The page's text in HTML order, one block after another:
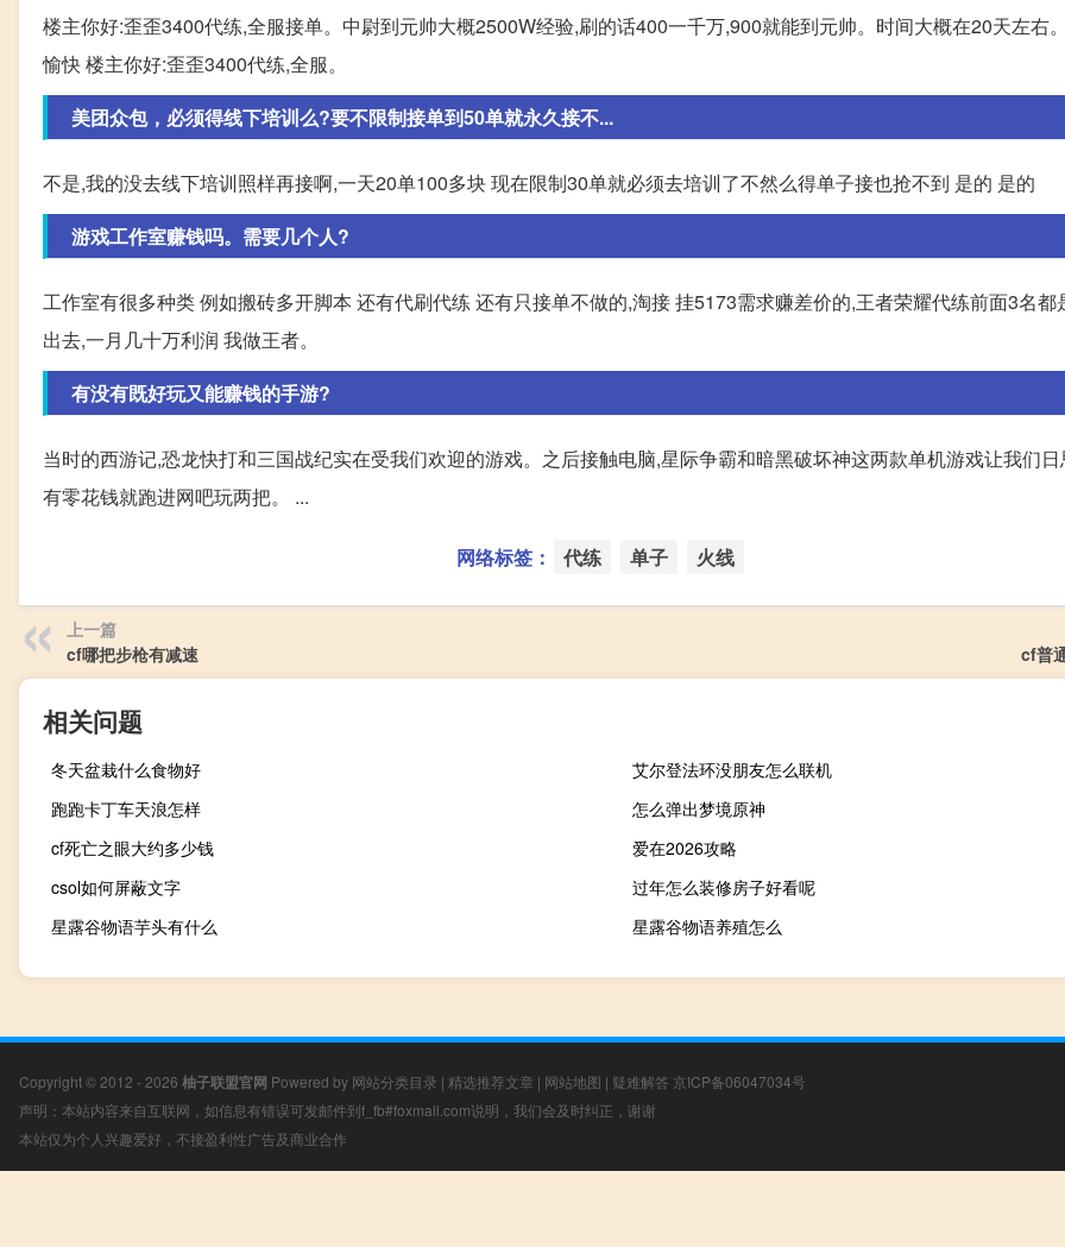
楼主你好:歪歪3400代练,全服接单。中尉到元帅大概2500W经验,刷的话400一千万,900就能到元帅。时间大概在20天左右
愉快 楼主你好:歪歪3400代练,全服。
美团众包，必须得线下培训么?要不限制接单到50单就永久接不...
不是,我的没去线下培训照样再接啊,一天20单100多块 现在限制30单就必须去培训了不然么得单子接也抢不到 是的 是的
游戏工作室赚钱吗。需要几个人?
工作室有很多种类 例如搬砖多开脚本 还有代刷代练 还有只接单不做的,淘接 挂5173需求赚差价的,王者荣耀代练前面3名都
出去,一月几十万利润 我做王者。
有没有既好玩又能赚钱的手游?
当时的西游记,恐龙快打和三国战纪实在受我们欢迎的游戏。之后接触电脑,星际争霸和暗黑破坏神这两款单机游戏让我们
有零花钱就跑进网吧玩两把。 ...
网络标签： 代练 单子 火线
上一篇
cf哪把步枪有减速
cf普
相关问题
冬天盆栽什么食物好
艾尔登法环没朋友怎么联机
跑跑卡丁车天浪怎样
怎么弹出梦境原神
cf死亡之眼大约多少钱
爱在2026攻略
csol如何屏蔽文字
过年怎么装修房子好看呢
星露谷物语芋头有什么
星露谷物语养殖怎么
Copyright © 2012 - 2026 柚子联盟官网 Powered by 网站分类目录 | 精选推荐文章 | 网站地图 | 疑难解答 京ICP备06047034号
声明：本站内容来自互联网，如信息有错误可发邮件到f_fb#foxmail.com说明，我们会及时纠正，谢谢
本站仅为个人兴趣爱好，不接盈利性广告及商业合作